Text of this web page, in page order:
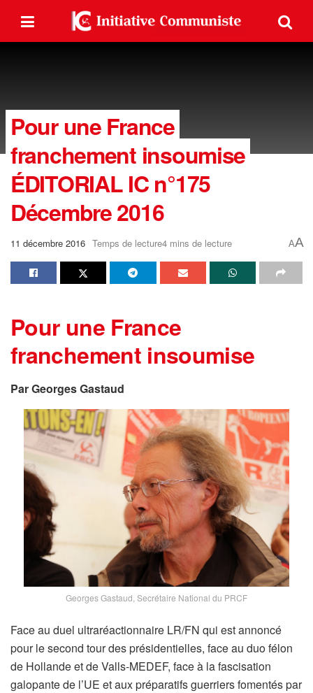
Pour une France
franchement insoumise
ÉDITORIAL IC n°175
Décembre 2016
11 décembre 2016 Temps de lecture4 mins de lecture AA
Pour une France
franchement insoumise
Par Georges Gastaud
Georges Gastaud, Secrétaire National du PRCF
Face au duel ultraréactionnaire LR/FN qui est annoncé
pour le second tour des présidentielles, face au duo félon
de Hollande et de Valls-MEDEF, face à la fascisation
galopante de l’UE et aux préparatifs guerriers fomentés par